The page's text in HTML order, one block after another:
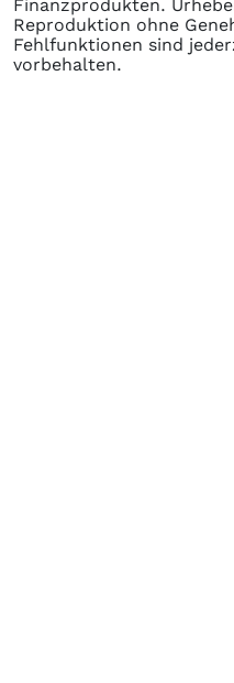
Finanzprodukten.
Reproduktion ohne
Fehlfunktionen sind
vorbehalten.